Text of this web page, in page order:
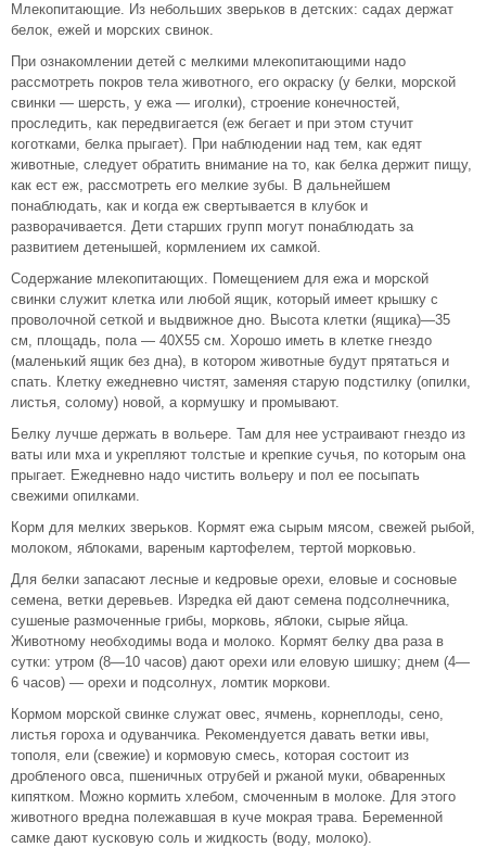
Млекопитающие. Из небольших зверьков в детских: садах держат
белок, ежей и морских свинок.
При ознакомлении детей с мелкими млекопитающими надо
рассмотреть покров тела животного, его окраску (у белки, морской
свинки — шерсть, у ежа — иголки), строение конечностей,
проследить, как передвигается (еж бегает и при этом стучит
коготками, белка прыгает). При наблюдении над тем, как едят
животные, следует обратить внимание на то, как белка держит пищу,
как ест еж, рассмотреть его мелкие зубы. В дальнейшем
понаблюдать, как и когда еж свертывается в клубок и
разворачивается. Дети старших групп могут понаблюдать за
развитием детенышей, кормлением их самкой.
Содержание млекопитающих. Помещением для ежа и морской
свинки служит клетка или любой ящик, который имеет крышку с
проволочной сеткой и выдвижное дно. Высота клетки (ящика)—35
см, площадь, пола — 40X55 см. Хорошо иметь в клетке гнездо
(маленький ящик без дна), в котором животные будут прятаться и
спать. Клетку ежедневно чистят, заменяя старую подстилку (опилки,
листья, солому) новой, а кормушку и промывают.
Белку лучше держать в вольере. Там для нее устраивают гнездо из
ваты или мха и укрепляют толстые и крепкие сучья, по которым она
прыгает. Ежедневно надо чистить вольеру и пол ее посыпать
свежими опилками.
Корм для мелких зверьков. Кормят ежа сырым мясом, свежей рыбой,
молоком, яблоками, вареным картофелем, тертой морковью.
Для белки запасают лесные и кедровые орехи, еловые и сосновые
семена, ветки деревьев. Изредка ей дают семена подсолнечника,
сушеные размоченные грибы, морковь, яблоки, сырые яйца.
Животному необходимы вода и молоко. Кормят белку два раза в
сутки: утром (8—10 часов) дают орехи или еловую шишку; днем (4—
6 часов) — орехи и подсолнух, ломтик моркови.
Кормом морской свинке служат овес, ячмень, корнеплоды, сено,
листья гороха и одуванчика. Рекомендуется давать ветки ивы,
тополя, ели (свежие) и кормовую смесь, которая состоит из
дробленого овса, пшеничных отрубей и ржаной муки, обваренных
кипятком. Можно кормить хлебом, смоченным в молоке. Для этого
животного вредна полежавшая в куче мокрая трава. Беременной
самке дают кусковую соль и жидкость (воду, молоко).